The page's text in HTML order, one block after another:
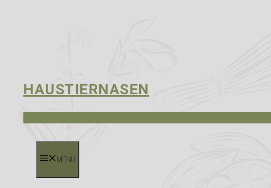
HAUSTIERNASEN
MENÜ